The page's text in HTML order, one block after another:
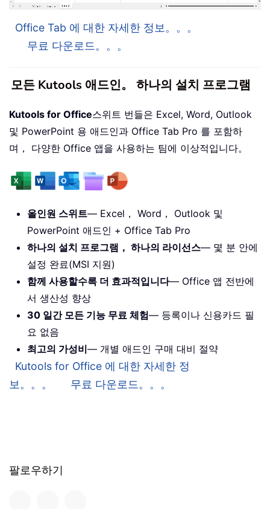
Office Tab 에 대한 자세한 정보。。。
무료 다운로드。。。
모든 Kutools 애드인。 하나의 설치 프로그램
Kutools for Office스위트 번들은 Excel, Word, Outlook
및 PowerPoint 용 애드인과 Office Tab Pro 를 포함하
며， 다양한 Office 앱을 사용하는 팀에 이상적입니다。
올인원 스위트— Excel， Word， Outlook 및
PowerPoint 애드인 + Office Tab Pro
하나의 설치 프로그램， 하나의 라이선스— 몇 분 안에
설정 완료(MSI 지원)
함께 사용할수록 더 효과적입니다— Office 앱 전반에
서 생산성 향상
30 일간 모든 기능 무료 체험— 등록이나 신용카드 필
요 없음
최고의 가성비— 개별 애드인 구매 대비 절약
Kutools for Office 에 대한 자세한 정
보。。。
무료 다운로드。。。
팔로우하기